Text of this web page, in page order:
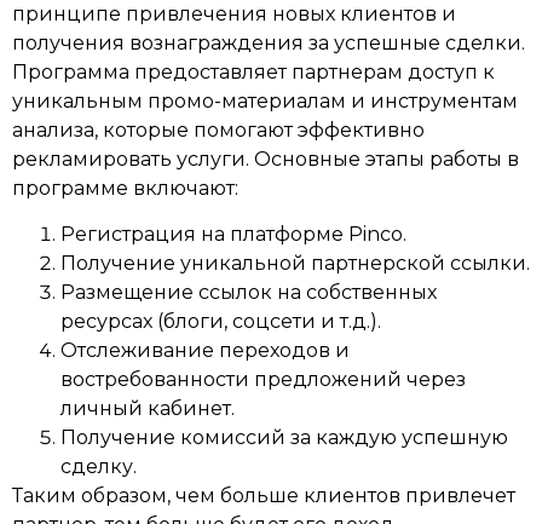
принципе привлечения новых клиентов и
получения вознаграждения за успешные сделки.
Программа предоставляет партнерам доступ к
уникальным промо-материалам и инструментам
анализа, которые помогают эффективно
рекламировать услуги. Основные этапы работы в
программе включают:
Регистрация на платформе Pinco.
Получение уникальной партнерской ссылки.
Размещение ссылок на собственных
ресурсах (блоги, соцсети и т.д.).
Отслеживание переходов и
востребованности предложений через
личный кабинет.
Получение комиссий за каждую успешную
сделку.
Таким образом, чем больше клиентов привлечет